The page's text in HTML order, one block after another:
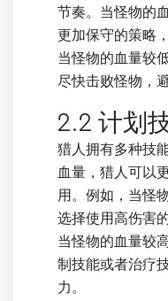
节奏。当怪物的
更加保守的策略
当怪物的血量较
尽快击败怪物，
2.2 计划
猎人拥有多种技
血量，猎人可以
用。例如，当怪
选择使用高伤害
当怪物的血量较
制技能或者治疗
力。